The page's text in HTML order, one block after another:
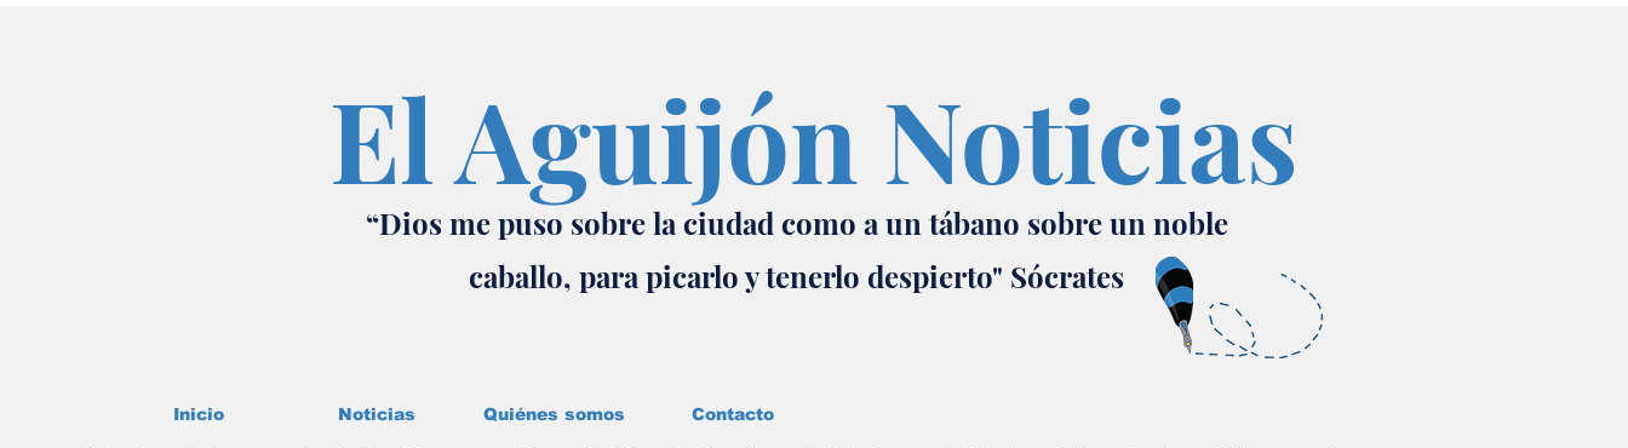
El Aguijón Noticias
“Dios me puso sobre la ciudad como a un tábano sobre un noble
caballo, para picarlo y tenerlo despierto" Sócrates
Inicio Noticias Quiénes somos Contacto